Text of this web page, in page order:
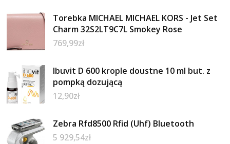
Torebka MICHAEL MICHAEL KORS - Jet Set
Charm 32S2LT9C7L Smokey Rose
769,99zł
Ibuvit D 600 krople doustne 10 ml but. z
pompką dozującą
12,90zł
Zebra Rfd8500 Rfid (Uhf) Bluetooth
5 929,54zł